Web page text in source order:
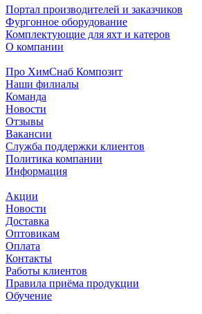
Портал производителей и заказчиков
Фургонное оборудование
Комплектующие для яхт и катеров
О компании
Про ХимСнаб Композит
Наши филиалы
Команда
Новости
Отзывы
Вакансии
Служба поддержки клиентов
Политика компании
Информация
Акции
Новости
Доставка
Оптовикам
Оплата
Контакты
Работы клиентов
Правила приёма продукции
Обучение